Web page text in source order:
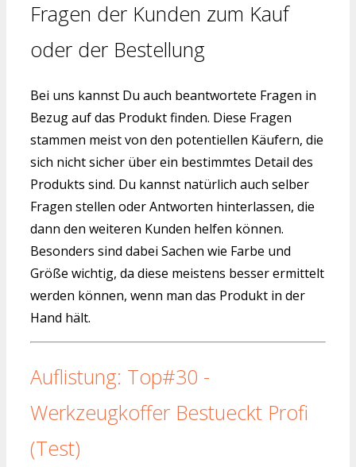
Fragen der Kunden zum Kauf
oder der Bestellung
Bei uns kannst Du auch beantwortete Fragen in
Bezug auf das Produkt finden. Diese Fragen
stammen meist von den potentiellen Käufern, die
sich nicht sicher über ein bestimmtes Detail des
Produkts sind. Du kannst natürlich auch selber
Fragen stellen oder Antworten hinterlassen, die
dann den weiteren Kunden helfen können.
Besonders sind dabei Sachen wie Farbe und
Größe wichtig, da diese meistens besser ermittelt
werden können, wenn man das Produkt in der
Hand hält.
Auflistung: Top#30 -
Werkzeugkoffer Bestueckt Profi
(Test)